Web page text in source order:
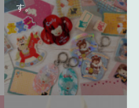
す。